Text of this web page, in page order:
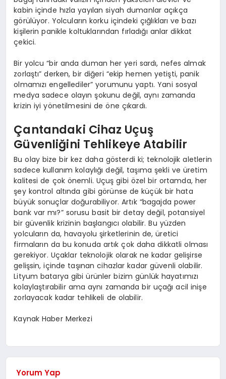
kabin içinde hızla yayılan siyah dumanlar açıkça
görülüyor. Yolcuların korku içindeki çığlıkları ve bazı
kişilerin panikle koltuklarından fırladığı anlar dikkat
çekici.
Bir yolcu “bir anda duman her yeri sardı, nefes almak
zorlaştı” derken, bir diğeri “ekip hemen yetişti, panik
olmamızı engellediler” yorumunu yaptı. Yani sosyal
medya sadece olayın şokunu değil, aynı zamanda
krizin iyi yönetilmesini de öne çıkardı.
Çantandaki Cihaz Uçuş
Güvenliğini Tehlikeye Atabilir
Bu olay bize bir kez daha gösterdi ki; teknolojik aletlerin
sadece kullanım kolaylığı değil, taşıma şekli ve üretim
kalitesi de çok önemli. Uçuş gibi özel bir ortamda, her
şey kontrol altında gibi görünse de küçük bir hata
büyük sonuçlar doğurabiliyor. Artık “bagajda power
bank var mı?” sorusu basit bir detay değil, potansiyel
bir güvenlik krizinin başlangıcı olabilir. Bu yüzden
yolcuların da, havayolu şirketlerinin de, üretici
firmaların da bu konuda artık çok daha dikkatli olması
gerekiyor. Uçaklar teknolojik olarak ne kadar gelişirse
gelişsin, içinde taşınan cihazlar kadar güvenli olabilir.
Lityum batarya gibi ürünler bizim günlük hayatımızı
kolaylaştırabilir ama aynı zamanda bir uçağı acil inişe
zorlayacak kadar tehlikeli de olabilir.
Kaynak Haber Merkezi
Yorum Yap